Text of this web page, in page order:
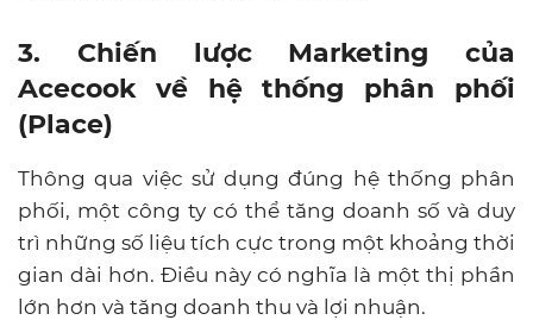
3. Chiến lược Marketing của
Acecook về hệ thống phân phối
(Place)
Thông qua việc sử dụng đúng hệ thống phân
phối, một công ty có thể tăng doanh số và duy
trì những số liệu tích cực trong một khoảng thời
gian dài hơn. Điều này có nghĩa là một thị phần
lớn hơn và tăng doanh thu và lợi nhuận.